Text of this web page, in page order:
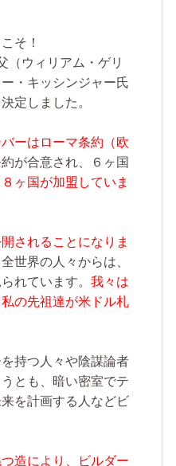
そ！
（ウィリアム・ゲリ
・キッシンジャー氏
定しました。
ーはローマ条約（欧
が合意され、６ヶ国
ヶ国が加盟していま
されることになりま
全世界の人々からは、
れています。 我々は
私の先祖達が米ドル札
持つ人々や陰謀論者
とも、暗い密室でテ
を計画する人などビ
造により、ビルダー